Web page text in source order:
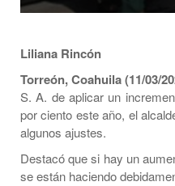
Liliana Rincón
Torreón, Coahuila (11/03/
S. A. de aplicar un
por ciento este año, el
algunos ajustes.
Destacó que si hay un
se están haciendo